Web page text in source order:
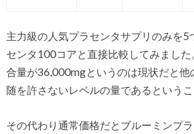
主力級の人気プラセンタサプリのみを5
センタ100コアと直接比較してみまし
合量が36,000mgというのは現状だと他
随を許さないレベルの量であるというこ
その代わり通常価格だとブルーミンプ